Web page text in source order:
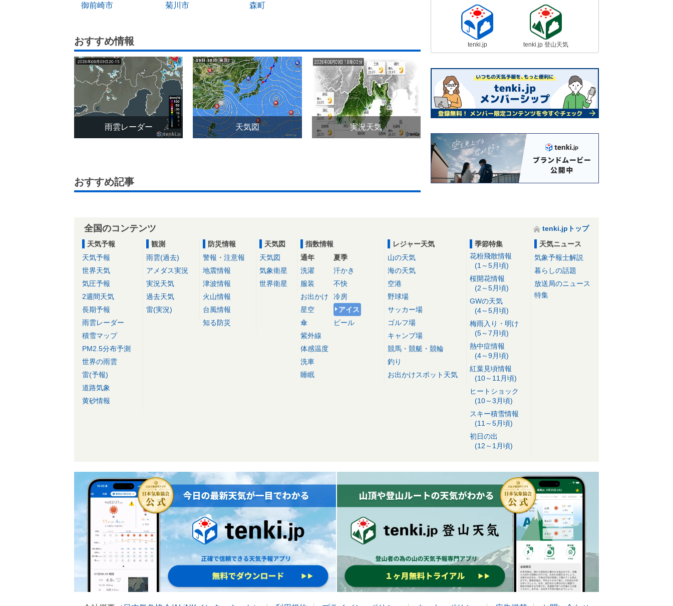
御前崎市
菊川市 森町
おすすめ情報
雨雲レーダー 天気図 実況天気
おすすめ記事
tenki.jp tenki.jp 登山天気
全国のコンテンツ
tenki.jpトップ
天気予報
天気予報
世界天気
気圧予報
2週間天気
長期予報
雨雲レーダー
積雪マップ
PM2.5分布予測
世界の雨雲
雷(予報)
道路気象
黄砂情報
観測
雨雲(過去)
アメダス実況
実況天気
過去天気
雷(実況)
防災情報
警報・注意報
地震情報
津波情報
火山情報
台風情報
知る防災
天気図
天気図
気象衛星
世界衛星
指数情報
通年
洗濯
服装
お出かけ
星空
傘
紫外線
体感温度
洗車
睡眠
夏季
汗かき
不快
冷房
アイス
ビール
レジャー天気
山の天気
海の天気
空港
野球場
サッカー場
ゴルフ場
キャンプ場
競馬・競艇・競輪
釣り
お出かけスポット天気
季節特集
花粉飛散情報
(1～5月頃)
桜開花情報
(2～5月頃)
GWの天気
(4～5月頃)
梅雨入り・明け
(5～7月頃)
熱中症情報
(4～9月頃)
紅葉見頃情報
(10～11月頃)
ヒートショック
(10～3月頃)
スキー積雪情報
(11～5月頃)
初日の出
(12～1月頃)
天気ニュース
気象予報士解説
暮らしの話題
放送局のニュース
特集